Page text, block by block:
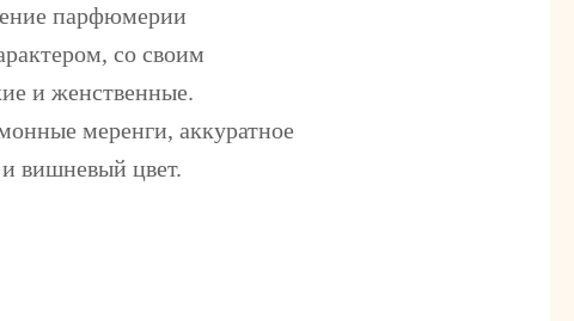
парфюмерии
со своим
и женственные.
меренги, аккуратное
вишневый цвет.